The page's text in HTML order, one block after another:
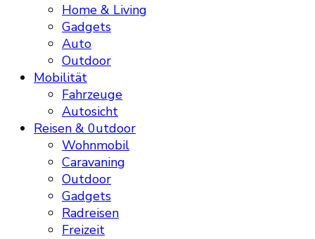
Home & Living
Gadgets
Auto
Outdoor
Mobilität
Fahrzeuge
Autosicht
Reisen & 0utdoor
Wohnmobil
Caravaning
Outdoor
Gadgets
Radreisen
Freizeit